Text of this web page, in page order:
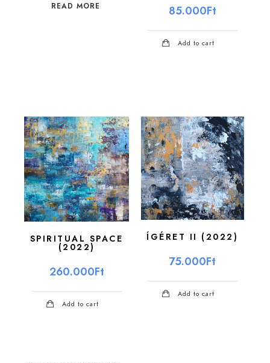
READ MORE 85.000Ft
Add to cart
SPIRITUAL SPACE
(2022)
260.000Ft
Add to cart
ÍGÉRET II (2022)
75.000Ft
Add to cart